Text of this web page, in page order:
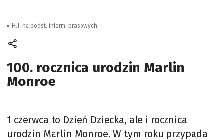
100. rocznica urodzin Marlin
Monroe
1 czerwca to Dzień Dziecka, ale i rocznica
urodzin Marlin Monroe. W tym roku przypada
H.J. na podst. inform. prasowych